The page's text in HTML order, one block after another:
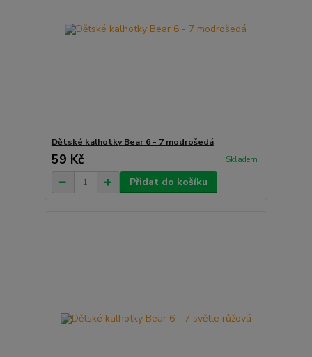
Dětské kalhotky Bear 6 - 7 modrošedá
59 Kč Skladem
Přidat do košíku